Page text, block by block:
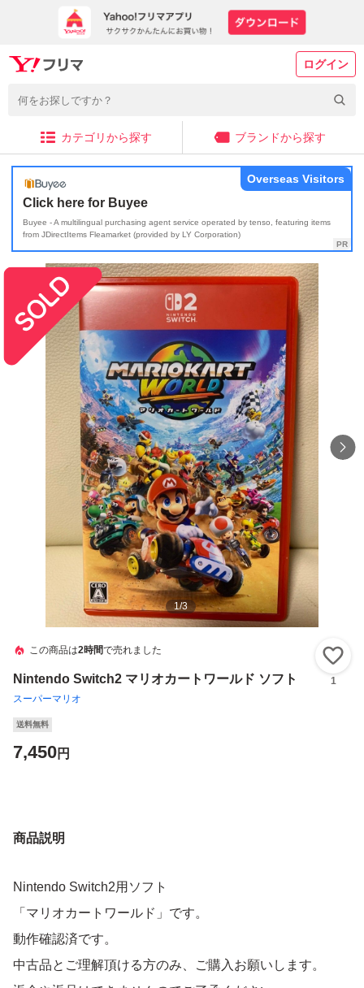
ログイン
カテゴリから探す ブランドから探す
Click here for Buyee
Buyee - A multilingual purchasing agent service operated by tenso, featuring items
from JDirectItems Fleamarket (provided by LY Corporation)
Overseas Visitors
1/3
この商品は2時間で売れました
Nintendo Switch2 マリオカートワールド ソフト
スーパーマリオ
1
送料無料
7,450円
商品説明
Nintendo Switch2用ソフト
「マリオカートワールド」です。
動作確認済です。
中古品とご理解頂ける方のみ、ご購入お願いします。